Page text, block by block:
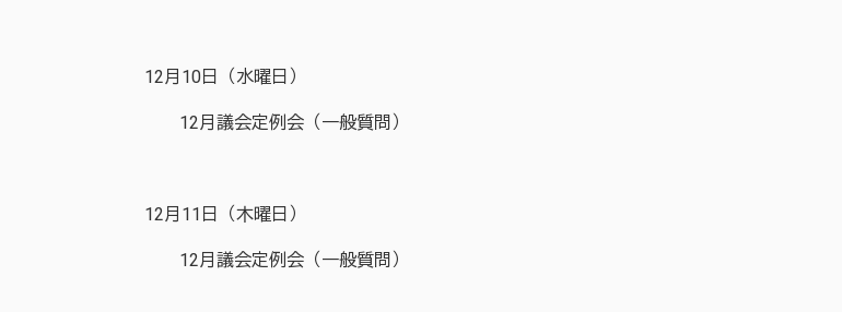
12月10日（水曜日）
12月議会定例会（一般質問）
12月11日（木曜日）
12月議会定例会（一般質問）